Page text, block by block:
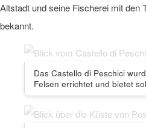
Altstadt und seine Fischerei mit den
bekannt.
Das Castello di Peschici
Felsen errichtet und bietet